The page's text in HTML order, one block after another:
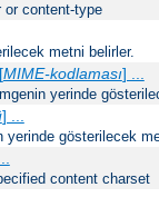
or content-type
metni belirler.
MIME-kodlaması] ...
yerinde
] ...
yerinde gösterilecek
content charset